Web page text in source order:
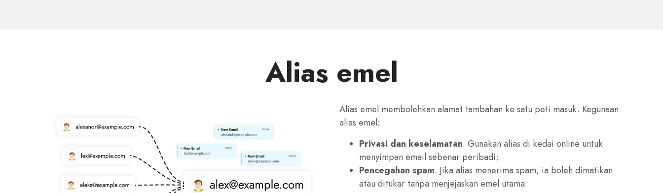
Alias emel
Alias emel membolehkan alamat tambahan ke satu peti masuk. Kegunaan
alias emel:
Privasi dan keselamatan. Gunakan alias di kedai online untuk
menyimpan email sebenar peribadi;
Pencegahan spam. Jika alias menerima spam, ia boleh dimatikan
atau ditukar tanpa menjejaskan emel utama.